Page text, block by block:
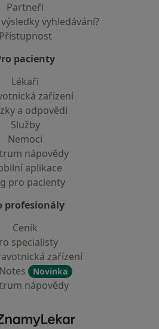
Partneři
vyhledávání?
Přístupnost
pacienty
Lékaři
zařízení
a odpovědi
Služby
Nemoci
nápovědy
aplikace
pro pacienty
profesionály
Ceník
specialisty
zařízení
Novinka
nápovědy
ZnamyLekar - Hlavní stránka